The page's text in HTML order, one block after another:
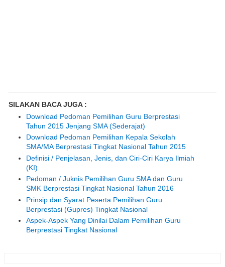
SILAKAN BACA JUGA :
Download Pedoman Pemilihan Guru Berprestasi
Tahun 2015 Jenjang SMA (Sederajat)
Download Pedoman Pemilihan Kepala Sekolah
SMA/MA Berprestasi Tingkat Nasional Tahun 2015
Definisi / Penjelasan, Jenis, dan Ciri-Ciri Karya Ilmiah
(KI)
Pedoman / Juknis Pemilihan Guru SMA dan Guru
SMK Berprestasi Tingkat Nasional Tahun 2016
Prinsip dan Syarat Peserta Pemilihan Guru
Berprestasi (Gupres) Tingkat Nasional
Aspek-Aspek Yang Dinilai Dalam Pemilihan Guru
Berprestasi Tingkat Nasional